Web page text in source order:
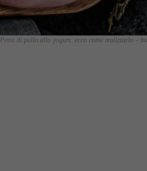
Petto di pollo allo yogurt: ecco come realizzarlo –